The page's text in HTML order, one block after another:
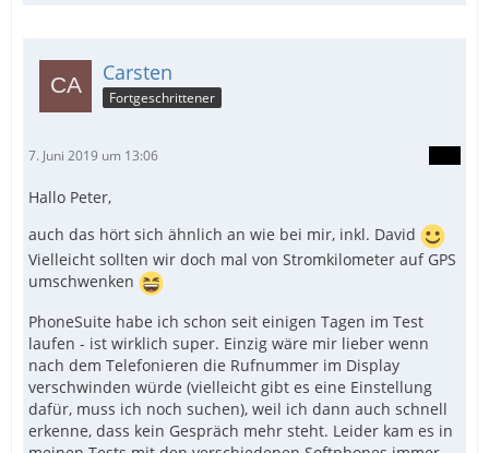
Carsten
Fortgeschrittener
7. Juni 2019 um 13:06
Hallo Peter,
auch das hört sich ähnlich an wie bei mir, inkl. David
Vielleicht sollten wir doch mal von Stromkilometer auf GPS
umschwenken
PhoneSuite habe ich schon seit einigen Tagen im Test
laufen - ist wirklich super. Einzig wäre mir lieber wenn
nach dem Telefonieren die Rufnummer im Display
verschwinden würde (vielleicht gibt es eine Einstellung
dafür, muss ich noch suchen), weil ich dann auch schnell
erkenne, dass kein Gespräch mehr steht. Leider kam es in